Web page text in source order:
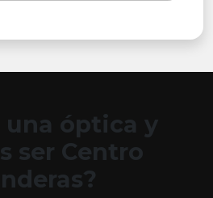
una óptica y
ser Centro